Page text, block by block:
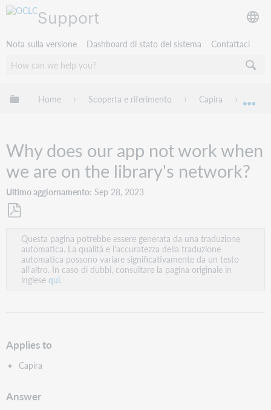
Support
Nota sulla versione Dashboard di stato del sistema Contattaci
Espandi/comprimi la gerarchia globale
Home Scoperta e riferimento Capira
Why does our app not work when
we are on the library's network?
Ultimo aggiornamento Sep 28, 2023
come
PDF
Questa pagina potrebbe essere generata da una traduzione
automatica. La qualità e l'accuratezza della traduzione
automatica possono variare significativamente da un testo
all'altro. In caso di dubbi, consultare la pagina originale in
inglesequi.
Applies to
Capira
Answer